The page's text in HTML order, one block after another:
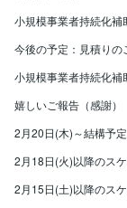
小規模事業者持続化補
今後の予定：見積りの
小規模事業者持続化
嬉しいご報告（感謝）
2月20日(木)～結構予
2月18日(火)以降のス
2月15日(土)以降のス